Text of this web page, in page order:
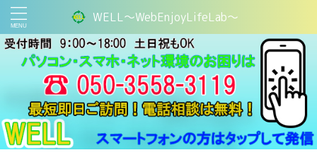
WELL～WebEnjoyLifeLab～